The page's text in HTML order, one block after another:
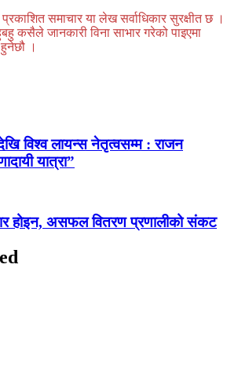
समाचार या लेख सर्वाधिकार सुरक्षीत छ ।
कसैले जानकारी विना साभार गरेको पाइएमा
हुनेछौ ।
विश्व लायन्स नेतृत्वसम्म : राजन
यात्रा”
होइन, असफल वितरण प्रणालीको संकट